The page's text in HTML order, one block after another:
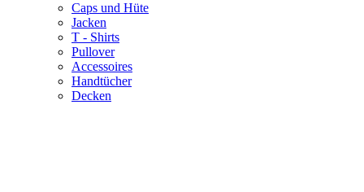
Caps und Hüte
Jacken
T - Shirts
Pullover
Accessoires
Handtücher
Decken